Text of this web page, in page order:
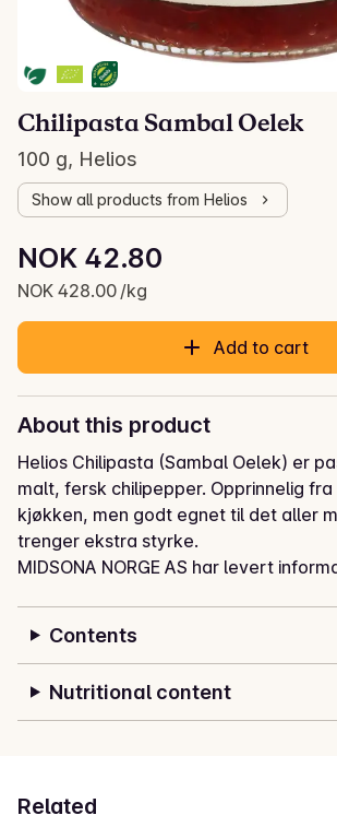
Chilipasta Sambal Oelek
100 g, Helios
Show all products from Helios
Current price is: NOK 42.80
NOK 42.80
NOK 428.00 /kg
Unit price: NOK 428.00 /kg
Add to cart
About this product
Helios Chilipasta (Sambal Oelek) er
malt, fersk chilipepper. Opprinnelig
kjøkken, men godt egnet til det aller
trenger ekstra styrke.
MIDSONA NORGE AS har levert
Contents
Nutritional content
Related